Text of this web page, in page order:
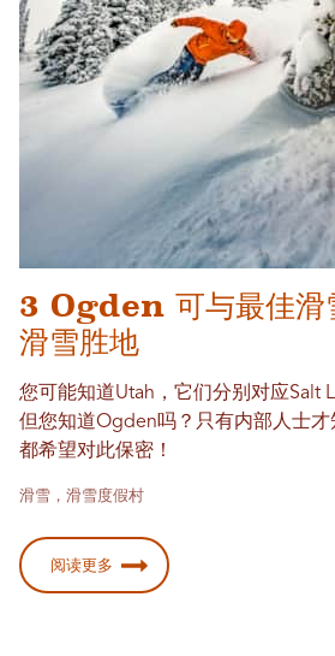
3 Ogden 可与最佳滑
滑雪胜地
您可能知道Utah，它们分别对应Salt
但您知道Ogden吗？只有内部人士才
都希望对此保密！
滑雪，滑雪度假村
阅读更多